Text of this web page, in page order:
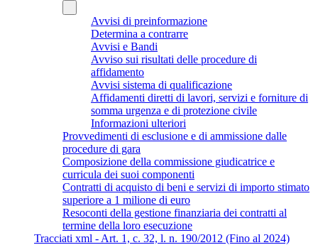
Avvisi di preinformazione
Determina a contrarre
Avvisi e Bandi
Avviso sui risultati delle procedure di
affidamento
Avvisi sistema di qualificazione
Affidamenti diretti di lavori, servizi e forniture di
somma urgenza e di protezione civile
Informazioni ulteriori
Provvedimenti di esclusione e di ammissione dalle
procedure di gara
Composizione della commissione giudicatrice e
curricula dei suoi componenti
Contratti di acquisto di beni e servizi di importo stimato
superiore a 1 milione di euro
Resoconti della gestione finanziaria dei contratti al
termine della loro esecuzione
Tracciati xml - Art. 1, c. 32, l. n. 190/2012 (Fino al 2024)